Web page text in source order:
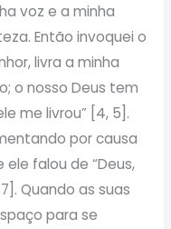
voz e a minha
Então invoquei o
livra a minha
o nosso Deus tem
me livrou” [4, 5].
por causa
falou de “Deus,
Quando as suas
para se